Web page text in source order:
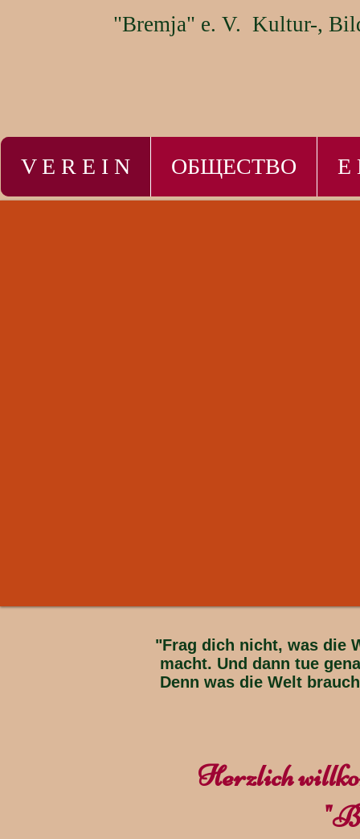
"Bremja" e. V. Kultur-,
V E R E I N ОБЩЕСТВО E
"Frag dich nicht, was die
macht. Und dann tue
Denn was die Welt
Herzlich